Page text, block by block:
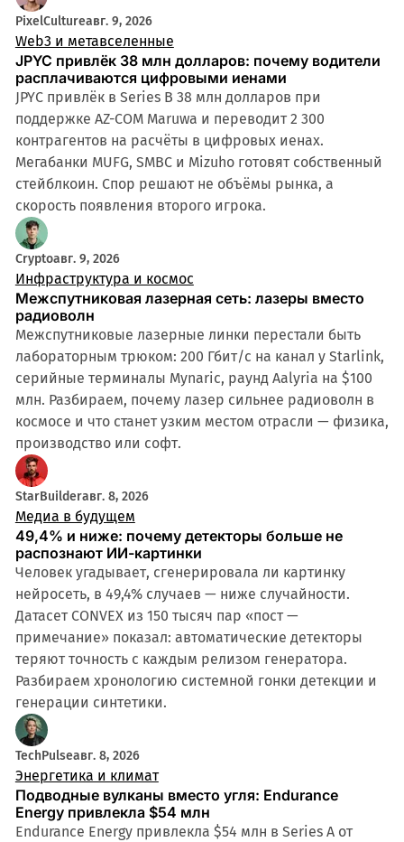
PixelCultureавг. 9, 2026
Web3 и метавселенные
JPYC привлёк 38 млн долларов: почему водители
расплачиваются цифровыми иенами
JPYC привлёк в Series B 38 млн долларов при
поддержке AZ-COM Maruwa и переводит 2 300
контрагентов на расчёты в цифровых иенах.
Мегабанки MUFG, SMBC и Mizuho готовят собственный
стейблкоин. Спор решают не объёмы рынка, а
скорость появления второго игрока.
Cryptoавг. 9, 2026
Инфраструктура и космос
Межспутниковая лазерная сеть: лазеры вместо
радиоволн
Межспутниковые лазерные линки перестали быть
лабораторным трюком: 200 Гбит/с на канал у Starlink,
серийные терминалы Mynaric, раунд Aalyria на $100
млн. Разбираем, почему лазер сильнее радиоволн в
космосе и что станет узким местом отрасли — физика,
производство или софт.
StarBuilderавг. 8, 2026
Медиа в будущем
49,4% и ниже: почему детекторы больше не
распознают ИИ-картинки
Человек угадывает, сгенерировала ли картинку
нейросеть, в 49,4% случаев — ниже случайности.
Датасет CONVEX из 150 тысяч пар «пост —
примечание» показал: автоматические детекторы
теряют точность с каждым релизом генератора.
Разбираем хронологию системной гонки детекции и
генерации синтетики.
TechPulseавг. 8, 2026
Энергетика и климат
Подводные вулканы вместо угля: Endurance
Energy привлекла $54 млн
Endurance Energy привлекла $54 млн в Series A от